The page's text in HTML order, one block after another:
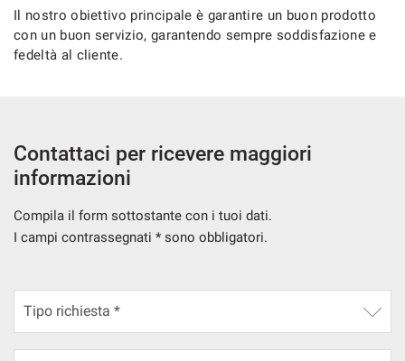
Il nostro obiettivo principale è garantire un buon prodotto
con un buon servizio, garantendo sempre soddisfazione e
fedeltà al cliente.
Contattaci per ricevere maggiori
informazioni
Compila il form sottostante con i tuoi dati.
I campi contrassegnati * sono obbligatori.